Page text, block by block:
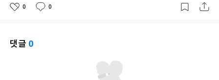
좋
0
댓
0
작
댓글 0